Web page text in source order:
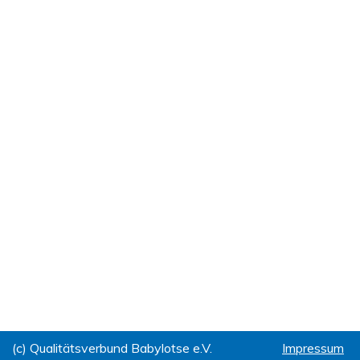
(c) Qualitätsverbund Babylotse e.V. Impressum